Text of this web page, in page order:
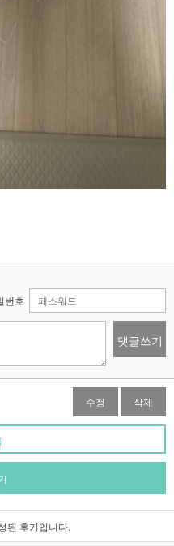
번호
댓글쓰기
수정 삭제
된 후기입니다.